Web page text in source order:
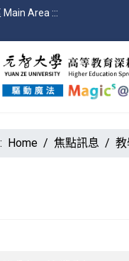
Main Area :::
Home 焦點訊息